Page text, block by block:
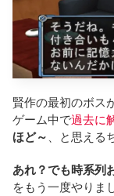
賢作の最初のボス
ゲーム中で過去に
ほど～
、と思える
あれ？でも時系列
をもう一度やりま